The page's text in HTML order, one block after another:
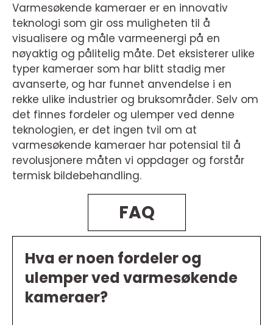
Varmesøkende kameraer er en innovativ
teknologi som gir oss muligheten til å
visualisere og måle varmeenergi på en
nøyaktig og pålitelig måte. Det eksisterer ulike
typer kameraer som har blitt stadig mer
avanserte, og har funnet anvendelse i en
rekke ulike industrier og bruksområder. Selv om
det finnes fordeler og ulemper ved denne
teknologien, er det ingen tvil om at
varmesøkende kameraer har potensial til å
revolusjonere måten vi oppdager og forstår
termisk bildebehandling.
FAQ
Hva er noen fordeler og
ulemper ved varmesøkende
kameraer?